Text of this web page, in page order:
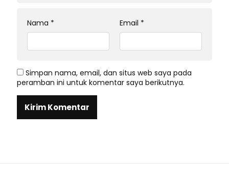
Nama * Email *
Simpan nama, email, dan situs web saya pada
peramban ini untuk komentar saya berikutnya.